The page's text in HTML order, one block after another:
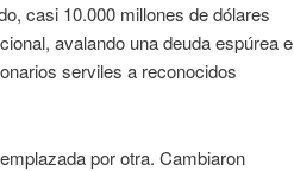
casi 10.000 millones de dólares
avalando una deuda espúrea e
serviles a reconocidos
por otra. Cambiaron